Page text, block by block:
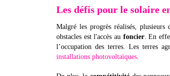
Les défis pour le solaire
Malgré les progrès réalisés,
obstacles est l'accès au foncier. En
l’occupation des terres. Les terres
installations photovoltaïques